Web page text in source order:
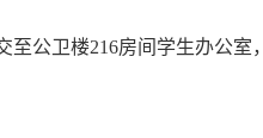
至公卫楼216房间学生办公室，